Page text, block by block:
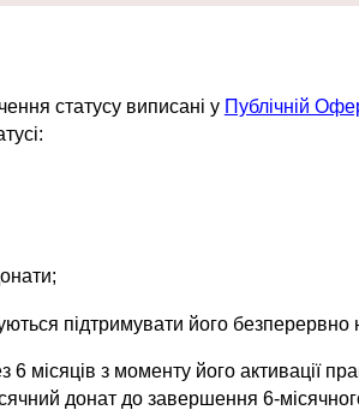
статусу виписані у Публічній
підтримувати його
6 місяців з моменту його активації
донат до завершення 6-місячного